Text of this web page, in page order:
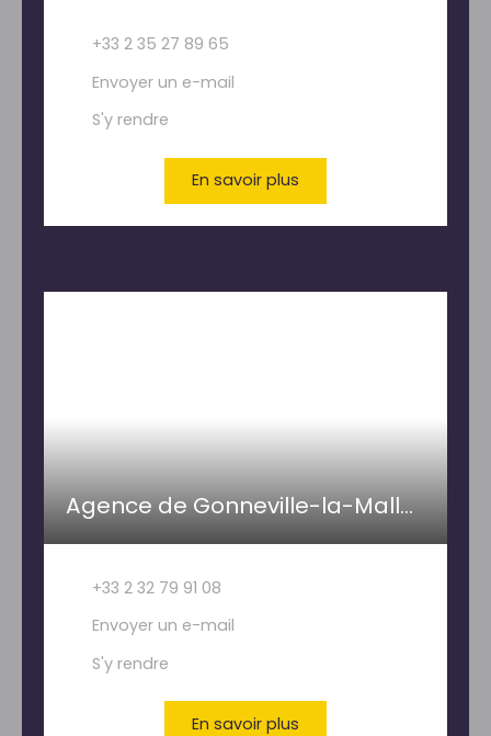
+33 2 35 27 89 65
Envoyer un e-mail
S'y rendre
En savoir plus
Agence de Gonneville-la-Mallet- PAILLETTE IMMOBILIER
+33 2 32 79 91 08
Envoyer un e-mail
S'y rendre
En savoir plus